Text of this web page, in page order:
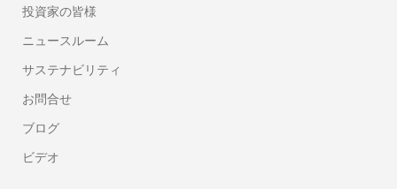
投資家の皆様
ニュースルーム
サステナビリティ
お問合せ
ブログ
ビデオ